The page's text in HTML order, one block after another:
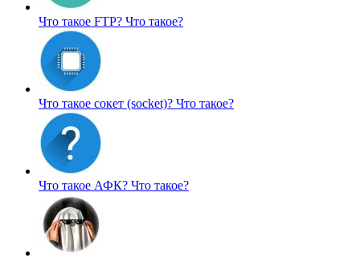
Что такое FTP? Что такое?
Что такое сокет (socket)? Что такое?
Что такое АФК? Что такое?